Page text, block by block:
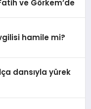
ve Görkem’de
hamile mi?
dansıyla yürek